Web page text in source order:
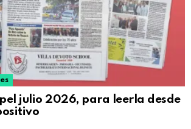
julio 2026, para leerla desde